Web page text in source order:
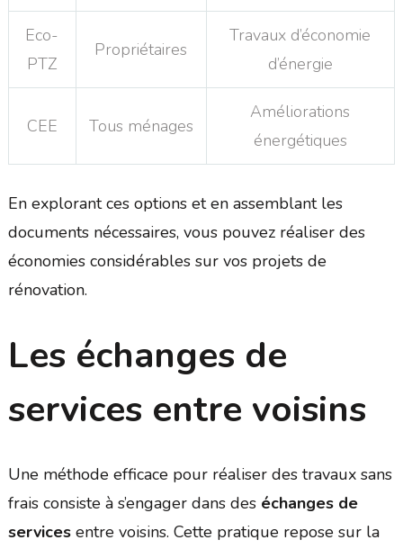
Eco-
PTZ
Propriétaires
Travaux d’économie
d’énergie
CEE Tous ménages
Améliorations
énergétiques
En explorant ces options et en assemblant les
documents nécessaires, vous pouvez réaliser des
économies considérables sur vos projets de
rénovation.
Les échanges de
services entre voisins
Une méthode efficace pour réaliser des travaux sans
frais consiste à s’engager dans des échanges de
servicesentre voisins. Cette pratique repose sur la